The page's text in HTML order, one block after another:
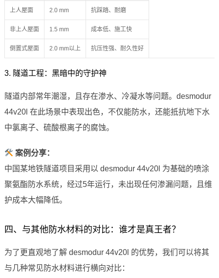
上人屋面 2.0 mm 抗踩踏、耐磨
非上人屋面 1.5 mm 成本低、施工快
倒置式屋面 2.0 mm以上 抗压性强、耐久性好
3. 隧道工程：黑暗中的守护神
隧道内部常年潮湿，且存在渗水、冷凝水等问题。desmodur
44v20l 在此场景中表现出色，不仅能防水，还能抵抗地下水
中氯离子、硫酸根离子的腐蚀。
案例分享：
中国某地铁隧道项目采用以 desmodur 44v20l 为基础的喷涂
聚氨酯防水系统，经过5年运行，未出现任何渗漏问题，且维
护成本大幅降低。
四、与其他防水材料的对比：谁才是真王者？
为了更直观地了解 desmodur 44v20l 的优势，我们可以将其
与几种常见防水材料进行横向对比：